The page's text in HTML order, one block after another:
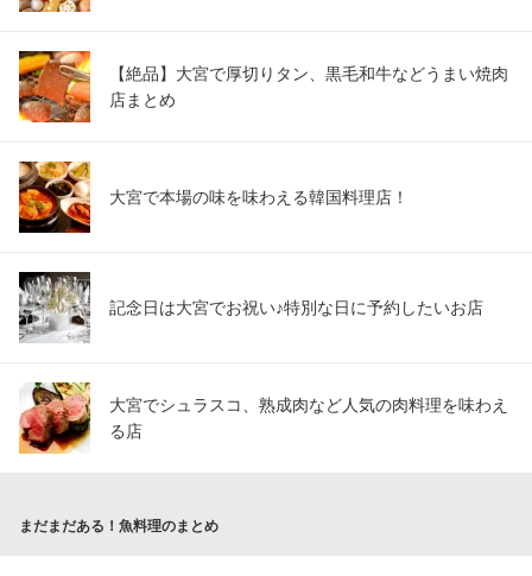
【絶品】大宮で厚切りタン、黒毛和牛などうまい焼肉
店まとめ
大宮で本場の味を味わえる韓国料理店！
記念日は大宮でお祝い♪特別な日に予約したいお店
大宮でシュラスコ、熟成肉など人気の肉料理を味わえ
る店
まだまだある！魚料理のまとめ